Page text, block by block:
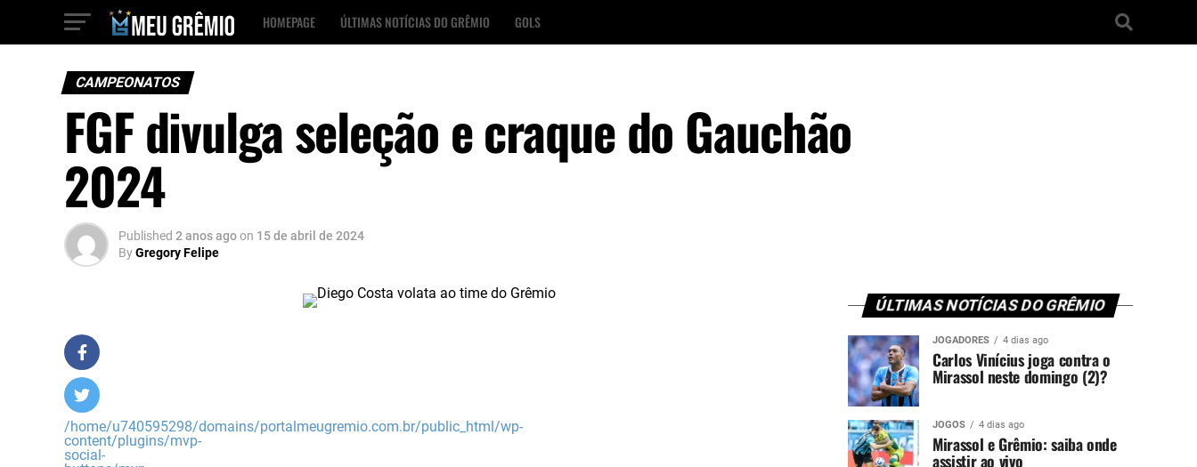
HOMEPAGE ÚLTIMAS NOTÍCIAS DO GRÊMIO GOLS
CAMPEONATOS
FGF divulga seleção e craque do Gauchão
2024
Published 2 anos agoon 15 de abril de 2024
ByGregory Felipe
/home/u740595298/domains/portalmeugremio.com.br/public_html/wp-
content/plugins/mvp-
social-
ÚLTIMAS NOTÍCIAS DO GRÊMIO
JOGADORES 4 dias ago
Carlos Vinícius joga contra o
Mirassol neste domingo (2)?
JOGOS 4 dias ago
Mirassol e Grêmio: saiba onde
assistir ao vivo